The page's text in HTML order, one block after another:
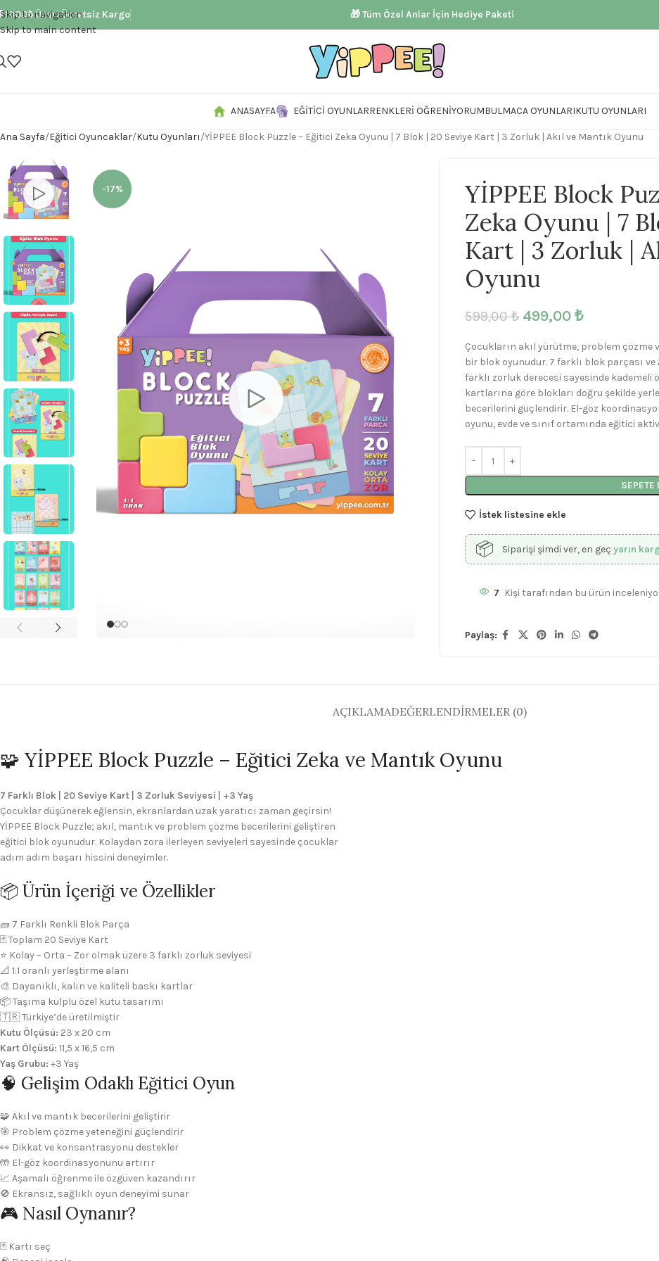
Skip to navigation
Skip to main content
1000₺ Üzeri Ücretsiz Kargo 🎁 Tüm Özel Anlar İçin Hediye Paketi
ANASAYFA EĞITICI OYUNLARRENKLERI ÖĞRENIYORUMBULMACA OYUNLARIKUTU OYUNLARI
Ana Sayfa Eğitici Oyuncaklar Kutu Oyunları YİPPEE Block Puzzle – Eğitici Zeka Oyunu | 7 Blok | 20 Seviye Kart | 3 Zorluk | Akıl ve Mantık Oyunu
-17%
YİPPEE Block
Zeka Oyunu | 7
Kart | 3 Zorluk |
Oyunu
599,00₺ 499,00 ₺
Çocukların akıl yürütme, problem çözme
bir blok oyunudur. 7 farklı blok parçası
farklı zorluk derecesi sayesinde kademeli
kartlarına göre blokları doğru şekilde
becerilerini güçlendirir. El-göz
oyunu, evde ve sınıf ortamında eğitici
SEPETE
İstek listesine ekle
📦 Siparişi şimdi ver, en geç yarın
7 Kişi tarafından bu ürün
Paylaş:
AÇIKLAMADEĞERLENDIRMELER (0)
🧩 YİPPEE Block Puzzle – Eğitici Zeka ve Mantık Oyunu
7 Farklı Blok | 20 Seviye Kart | 3 Zorluk Seviyesi | +3 Yaş
Çocuklar düşünerek eğlensin, ekranlardan uzak yaratıcı zaman geçirsin!
YİPPEE Block Puzzle; akıl, mantık ve problem çözme becerilerini geliştiren
eğitici blok oyunudur. Kolaydan zora ilerleyen seviyeleri sayesinde çocuklar
adım adım başarı hissini deneyimler.
📦 Ürün İçeriği ve Özellikler
🧱 7 Farklı Renkli Blok Parça
🃏 Toplam 20 Seviye Kart
⭐ Kolay – Orta – Zor olmak üzere 3 farklı zorluk seviyesi
📐 1:1 oranlı yerleştirme alanı
🎨 Dayanıklı, kalın ve kaliteli baskı kartlar
📦 Taşıma kulplu özel kutu tasarımı
🇹🇷 Türkiye’de üretilmiştir
Kutu Ölçüsü: 23 x 20 cm
Kart Ölçüsü: 11,5 x 16,5 cm
Yaş Grubu: +3 Yaş
🧠 Gelişim Odaklı Eğitici Oyun
🧩 Akıl ve mantık becerilerini geliştirir
🎯 Problem çözme yeteneğini güçlendirir
👀 Dikkat ve konsantrasyonu destekler
🤲 El-göz koordinasyonunu artırır
📈 Aşamalı öğrenme ile özgüven kazandırır
🚫 Ekransız, sağlıklı oyun deneyimi sunar
🎮 Nasıl Oynanır?
🃏 Kartı seç